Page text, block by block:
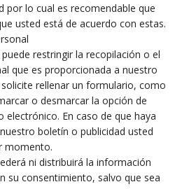
por lo cual es recomendable que
usted está de acuerdo con estas.
restringir la recopilación o el
que es proporcionada a nuestro
rellenar un formulario, como
o desmarcar la opción de
En caso de que haya
boletín o publicidad usted
momento.
ni distribuirá la información
su consentimiento, salvo que sea